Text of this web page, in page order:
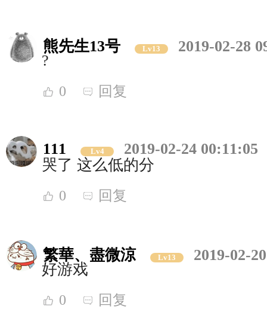
熊先生13号 Lv13
2019-02-28
?
0 回复
111 Lv4
2019-02-24 00:11:05
哭了 这么低的分
0 回复
繁華、盡微涼 Lv13
2019-02-
好游戏
0 回复